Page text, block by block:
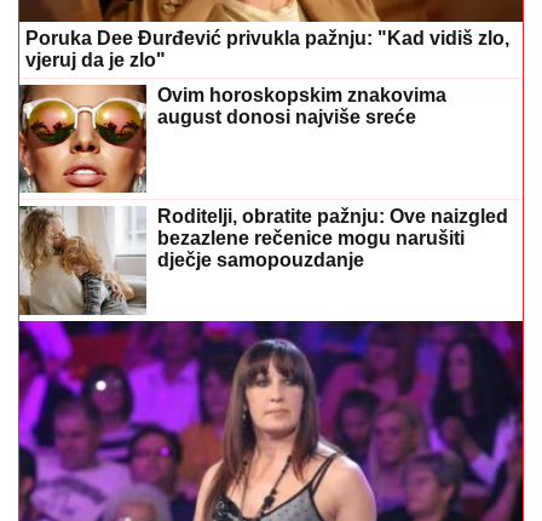
Poruka Dee Đurđević privukla pažnju: "Kad vidiš zlo,
vjeruj da je zlo"
Ovim horoskopskim znakovima
august donosi najviše sreće
Roditelji, obratite pažnju: Ove naizgled
bezazlene rečenice mogu narušiti
dječje samopouzdanje